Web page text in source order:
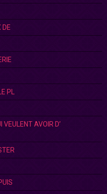
DE
PL
VEULENT AVOIR D’